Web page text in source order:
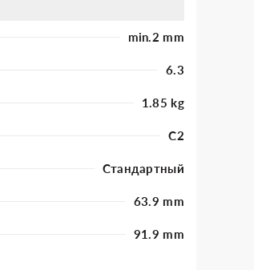
min.2 mm
6.3
1.85 kg
C2
Стандартный
63.9 mm
91.9 mm